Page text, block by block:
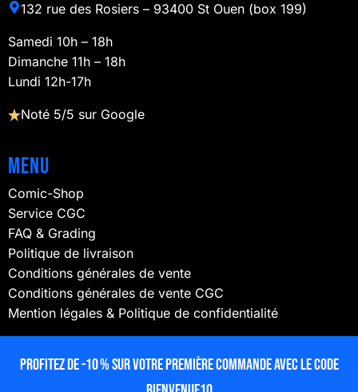
Profitez de -10 % sur votre première commande avec le code
132 rue des Rosiers – 93400 St Ouen (box 199)
Samedi 10h – 18h
Dimanche 11h – 18h
Lundi 12h-17h
Noté 5/5 sur Google
Menu
Comic-Shop
Service CGC
FAQ & Grading
Politique de livraison
Conditions générales de vente
Conditions générales de vente CGC
Mention légales & Politique de confidentialité
NOUS SUIVRE